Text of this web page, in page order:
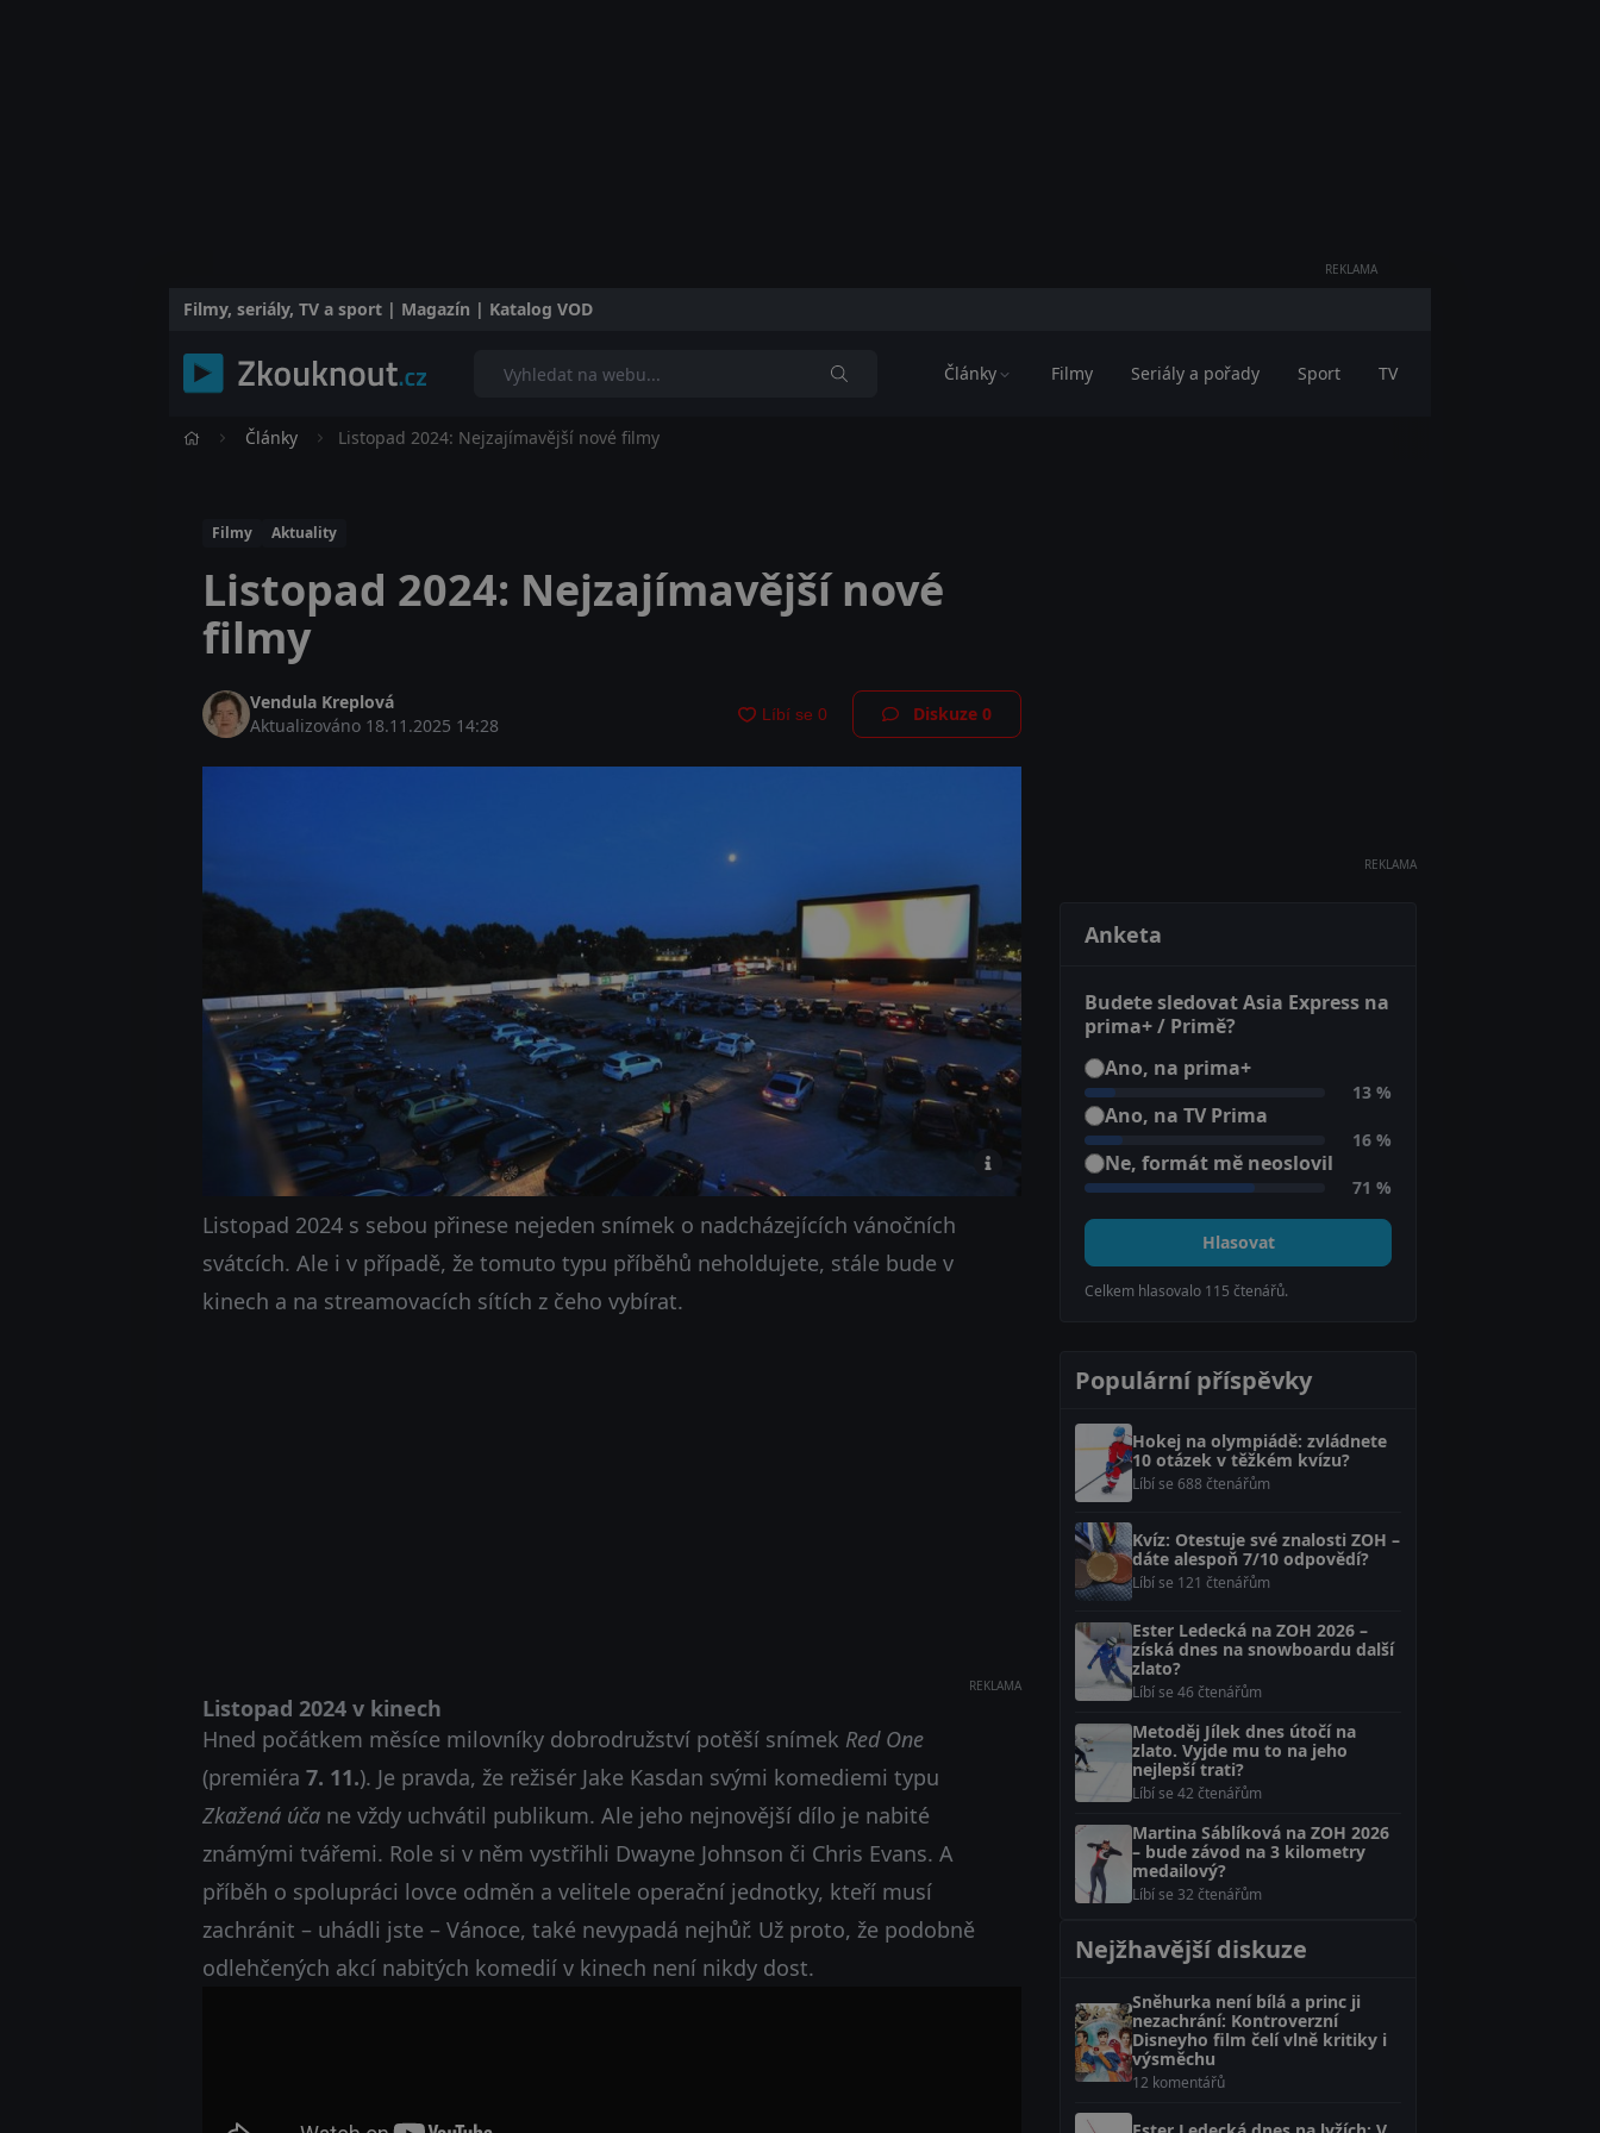
REKLAMA
Filmy, seriály, TV a sport | Magazín | Katalog VOD
Články Filmy Seriály a pořady Sport TV
Články Listopad 2024: Nejzajímavější nové filmy
Filmy Aktuality
Listopad 2024: Nejzajímavější nové
filmy
Vendula Kreplová
Aktualizováno 18.11.2025 14:28
Diskuze 0
Listopad 2024 s sebou přinese nejeden snímek o nadcházejících vánočních
svátcích. Ale i v případě, že tomuto typu příběhů neholdujete, stále bude v
kinech a na streamovacích sítích z čeho vybírat.
REKLAMA
Listopad 2024 v kinech
Hned počátkem měsíce milovníky dobrodružství potěší snímek Red One
(premiéra 7. 11.). Je pravda, že režisér Jake Kasdan svými komediemi typu
Zkažená úča ne vždy uchvátil publikum. Ale jeho nejnovější dílo je nabité
známými tvářemi. Role si v něm vystřihli Dwayne Johnson či Chris Evans. A
příběh o spolupráci lovce odměn a velitele operační jednotky, kteří musí
zachránit – uhádli jste – Vánoce, také nevypadá nejhůř. Už proto, že podobně
odlehčených akcí nabitých komedií v kinech není nikdy dost.
REKLAMA
Anketa
Budete sledovat Asia Express na
prima+ / Primě?
Ano, na prima+
13 %
Ano, na TV Prima
16 %
Ne, formát mě neoslovil
71 %
Hlasovat
Celkem hlasovalo 115 čtenářů.
Populární příspěvky
Hokej na olympiádě: zvládnete
10 otázek v těžkém kvízu?
Líbí se 688 čtenářům
Kvíz: Otestuje své znalosti ZOH –
dáte alespoň 7/10 odpovědí?
Líbí se 121 čtenářům
Ester Ledecká na ZOH 2026 –
získá dnes na snowboardu další
zlato?
Líbí se 46 čtenářům
Metoděj Jílek dnes útočí na
zlato. Vyjde mu to na jeho
nejlepší trati?
Líbí se 42 čtenářům
Martina Sáblíková na ZOH 2026
– bude závod na 3 kilometry
medailový?
Líbí se 32 čtenářům
Nejžhavější diskuze
Sněhurka není bílá a princ ji
nezachrání: Kontroverzní
Disneyho film čelí vlně kritiky i
výsměchu
12 komentářů